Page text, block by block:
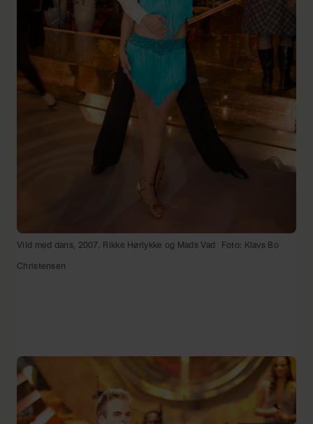
Vild med dans, 2007. Rikke Hørlykke og Mads Vad Foto: Klavs Bo
Christensen